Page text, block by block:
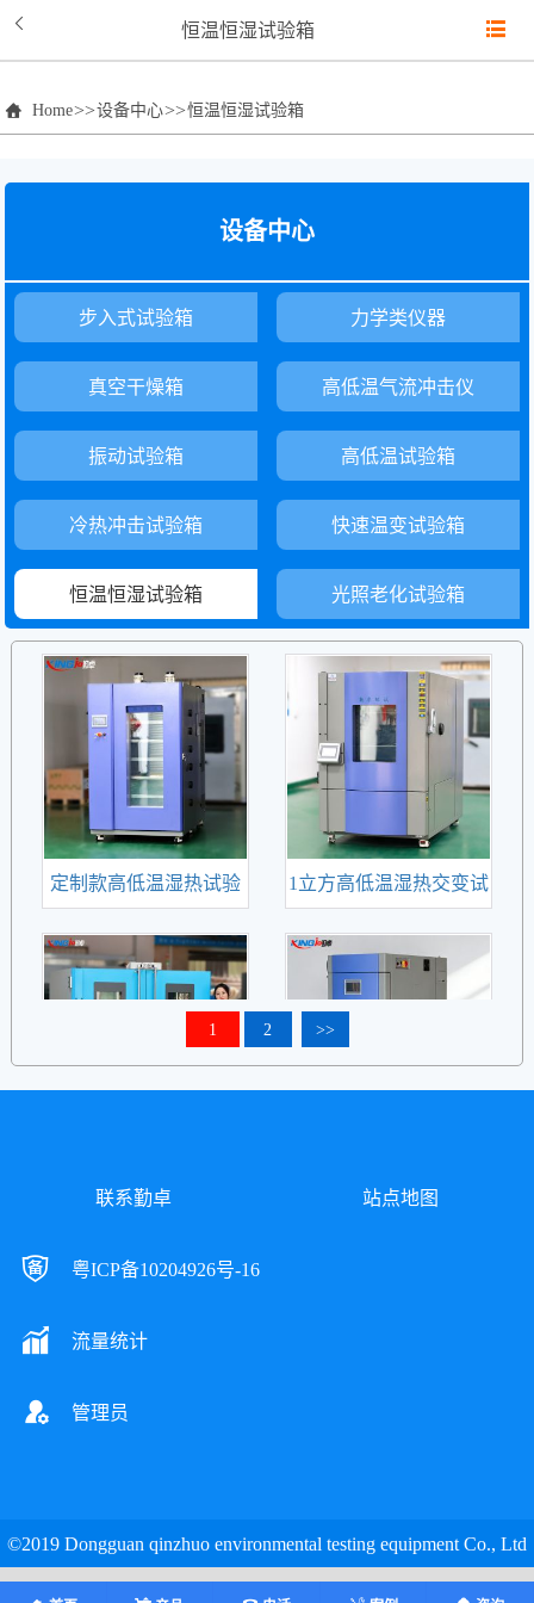
Home>>设备中心>>恒温恒湿试验箱
设备中心
步入式试验箱 力学类仪器
真空干燥箱 高低温气流冲击仪
振动试验箱 高低温试验箱
冷热冲击试验箱 快速温变试验箱
恒温恒湿试验箱 光照老化试验箱
定制款高低温湿热试验
箱
定制款高低温湿热试
验箱是一款专业的LCD
测试设备，严格模拟
LCD的使用环境，检测
LCD产品在高温，低温
循环交变情况下的性...
1立方高低温湿热交变试
验箱
1立方高低温湿热交变
试验箱经由不同的试验
条件（高温、低温、恒
温恒湿...）,模拟产品材
质经过温度、湿度变化
后是否有故障、...
验箱
恒温恒湿试验箱温湿
的试验条件（高温、低
温、恒温恒湿...）,模拟
度变化后是否有故...
查看更多
高低温试验箱适用于
查看更多
湿试验箱，LK-408G恒
的温湿度试验设备，对
种材料耐热、耐寒、耐
电子、电器、航空、航
1 2 >>
联系勤卓 站点地图
粤ICP备10204926号-16
流量统计
管理员
©2019 Dongguan qinzhuo environmental testing equipment Co., Ltd
恒温恒湿试验箱